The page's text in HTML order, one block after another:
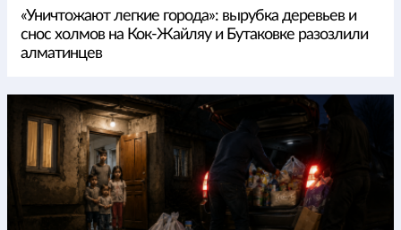
«Уничтожают легкие города»: вырубка деревьев и
снос холмов на Кок-Жайляу и Бутаковке разозлили
алматинцев